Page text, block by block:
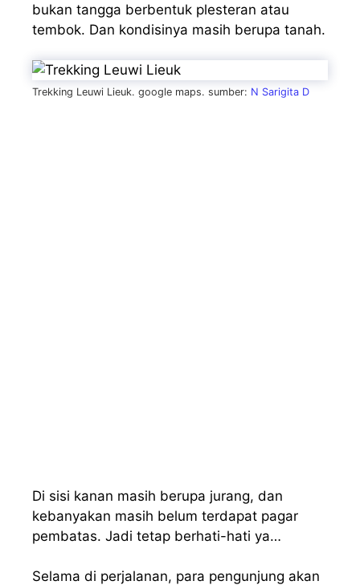
bukan tangga berbentuk plesteran atau
tembok. Dan kondisinya masih berupa tanah.
Trekking Leuwi Lieuk. google maps. sumber: N Sarigita D
Di sisi kanan masih berupa jurang, dan
kebanyakan masih belum terdapat pagar
pembatas. Jadi tetap berhati-hati ya…
Selama di perjalanan, para pengunjung akan